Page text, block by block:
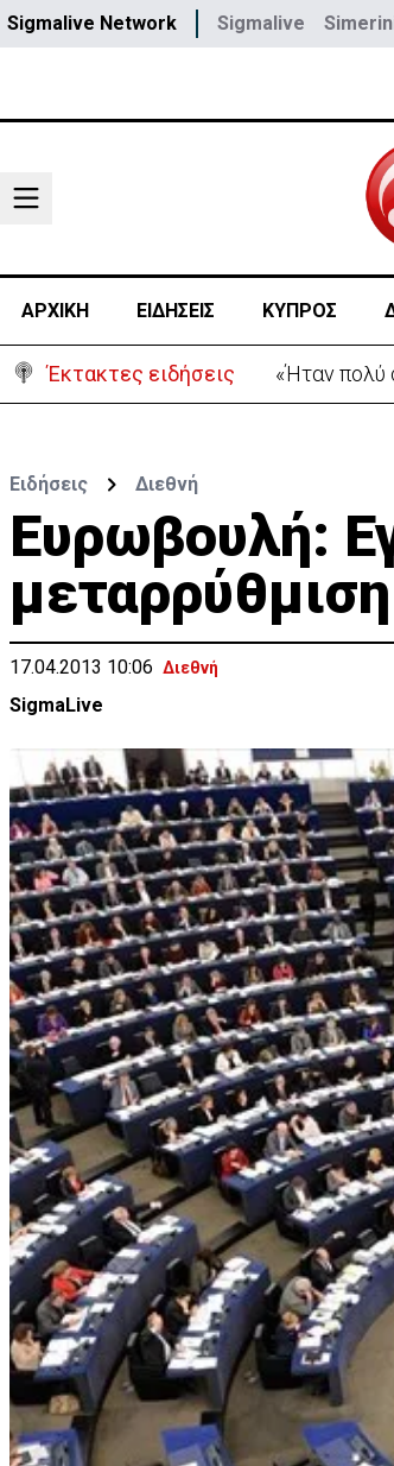
Sigmalive Network Sigmalive
ΑΡΧΙΚΗ ΕΙΔΗΣΕΙΣ ΚΥΠΡΟΣ
Έκτακτες ειδήσεις «Ήταν πολύ
Ειδήσεις Διεθνή
Ευρωβουλή:
μεταρρύθμιση
17.04.2013 10:06 Διεθνή
SigmaLive